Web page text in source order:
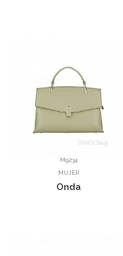
M9234
MUJER
Onda